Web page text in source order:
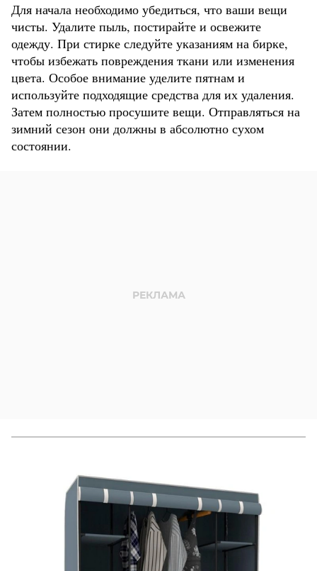
Для начала необходимо убедиться, что ваши вещи
чисты. Удалите пыль, постирайте и освежите
одежду. При стирке следуйте указаниям на бирке,
чтобы избежать повреждения ткани или изменения
цвета. Особое внимание уделите пятнам и
используйте подходящие средства для их удаления.
Затем полностью просушите вещи. Отправляться на
зимний сезон они должны в абсолютно сухом
состоянии.